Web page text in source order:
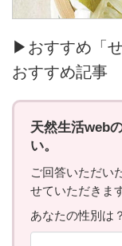
▶おすすめ「
おすすめ記事